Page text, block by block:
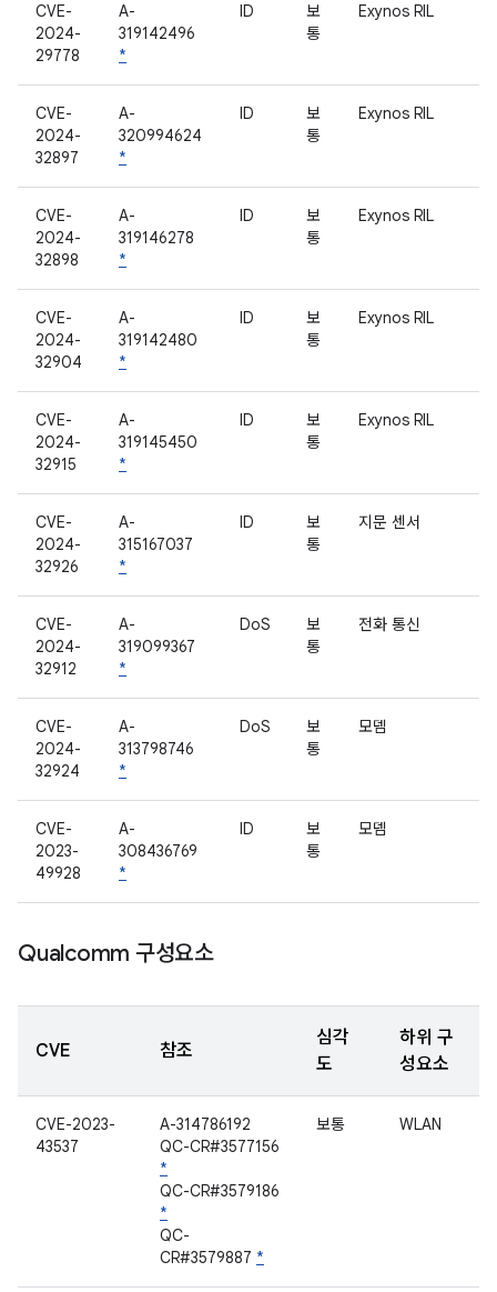
CVE-
2024-
29778
A-
319142496
*
ID
보
통
Exynos RIL
CVE-
2024-
32897
A-
320994624
*
ID
보
통
Exynos RIL
CVE-
2024-
32898
A-
319146278
*
ID
보
통
Exynos RIL
CVE-
2024-
32904
A-
319142480
*
ID
보
통
Exynos RIL
CVE-
2024-
32915
A-
319145450
*
ID
보
통
Exynos RIL
CVE-
2024-
32926
A-
315167037
*
ID
보
통
지문 센서
CVE-
2024-
32912
A-
319099367
*
DoS
보
통
전화 통신
CVE-
2024-
32924
A-
313798746
*
DoS
보
통
모뎀
CVE-
2023-
49928
A-
308436769
*
ID
보
통
모뎀
Qualcomm 구성요소
CVE 참조
심각
도
하위 구
성요소
CVE-2023-
43537
A-314786192
QC-CR#3577156
*
QC-CR#3579186
*
QC-
CR#3579887 *
보통 WLAN